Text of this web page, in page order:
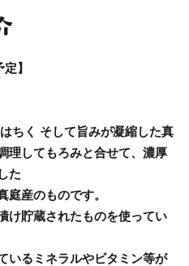
】
ちく そして旨みが凝縮した真
理してもろみと合せて、濃厚
た
庭産のものです。
け貯蔵されたものを使ってい
いるミネラルやビタミン等が